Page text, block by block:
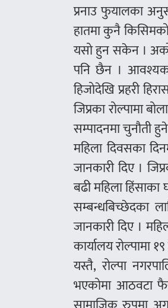
प्रनाउ फुयालका
हातमा कुनै
यसो हुन सकेन ।
पनि छैन ।
हिजोदेखि प्रहरी
जिप्रका रोल्पामा
सम्पादनमा चुनौती
महिला दिवसका
जानकारी दिए ।
बढी महिला
सम्बन्धबिच्छेदका
जानकारी दिए ।
कार्यालय रोल्पामा
यस्तै, रोल्पा
भएकोमा आठवटा